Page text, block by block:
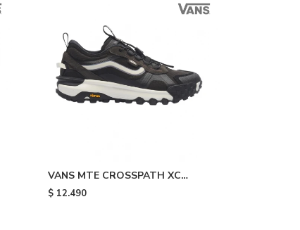
VANS MTE CROSSPATH XC
WASHED - Black
$ 12.490